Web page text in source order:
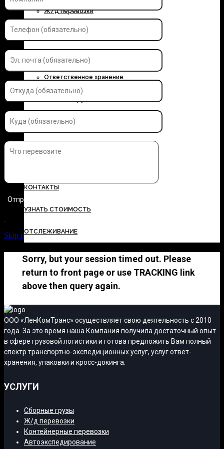
Ж/д перевозки
Контейнерные перевозки
Автоэкспедирование
Ответственное хранение
Страхование грузов
ДОКУМЕНТЫ
КОНТАКТЫ
УЗНАТЬ СТОИМОСТЬ
ОТСЛЕЖИВАНИЕ
Skip to Content
Sorry, but your session timed out. Please
return to front page or use TRACKING link
above then query again.
ООО «ЛенКомТранс» осуществляет свою деятельность с 2010
года. За это время наша Компания получила достаточный опыт
в сфере грузовой логистики и готова предложить Вам полный
спектр транспортно-экспедиционных услуг, услуг ответ-
хранения, упаковки и кросс-докинга.
УСЛУГИ
Сборные грузы
Ж/д перевозки
Контейнерные перевозки
Автоэкспедирование